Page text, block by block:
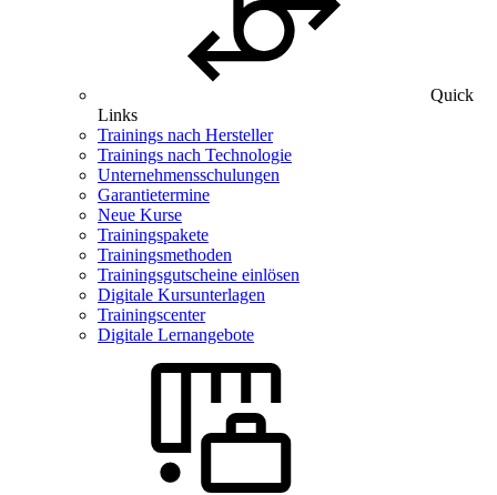
Quick
Links
Trainings nach Hersteller
Trainings nach Technologie
Unternehmensschulungen
Garantietermine
Neue Kurse
Trainingspakete
Trainingsmethoden
Trainingsgutscheine einlösen
Digitale Kursunterlagen
Trainingscenter
Digitale Lernangebote